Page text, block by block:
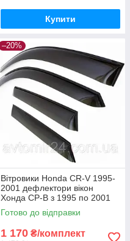
Купити
–20%
Вітровики Honda CR-V 1995-
2001 дефлектори вікон
Хонда СР-В з 1995 по 2001
(комплект 4шт)
Готово до відправки
1 170 ₴/комплект